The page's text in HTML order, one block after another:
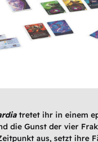
tretet ihr in einem
die Gunst der vier
aus, setzt ihre